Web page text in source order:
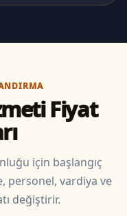
Fiyat
için başlangıç
personel, vardiya ve
değiştirir.